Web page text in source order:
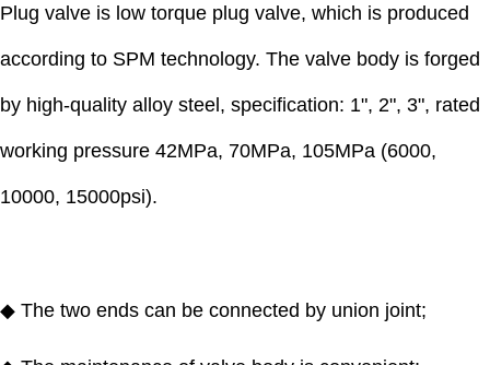
Plug valve is low torque plug valve, which is produced
according to SPM technology. The valve body is forged
by high-quality alloy steel, specification: 1", 2", 3", rated
working pressure 42MPa, 70MPa, 105MPa (6000,
10000, 15000psi).
◆ The two ends can be connected by union joint;